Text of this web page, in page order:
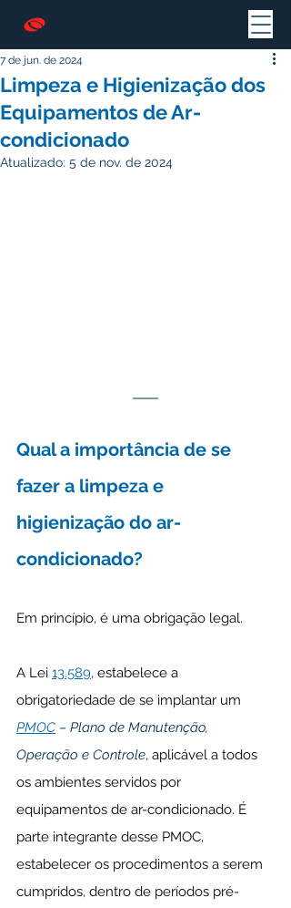
Limpeza e Higienização dos
Equipamentos de Ar-
condicionado
7 de jun. de 2024
Atualizado: 5 de nov. de 2024
Qual a importância de se
fazer a limpeza e
higienização do ar-
condicionado?
Em princípio, é uma obrigação legal.
A Lei 13.589, estabelece a
obrigatoriedade de se implantar um
PMOC – Plano de Manutenção,
Operação e Controle, aplicável a todos
os ambientes servidos por
equipamentos de ar-condicionado. É
parte integrante desse PMOC,
estabelecer os procedimentos a serem
cumpridos, dentro de períodos pré-